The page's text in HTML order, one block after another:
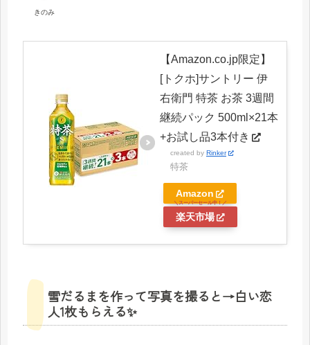
きのみ
【Amazon.co.jp限定】
[トクホ]サントリー 伊
右衛門 特茶 お茶 3週間
継続パック 500ml×21本
+お試し品3本付き
created by Rinker
特茶
Amazon
楽天市場
雪だるまを作って写真を撮ると→白い恋
人1枚もらえる✨